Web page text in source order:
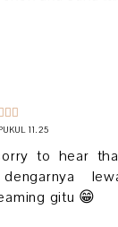
11.25
to hear
gitu 😁